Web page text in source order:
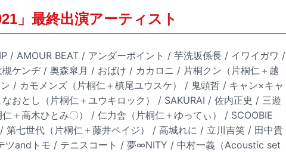
」最終出演アーティスト
/ AMOUR BEAT / アンダーポイント / 芋洗坂係長 / イワイガワ /
ケンヂ / 奥森皐月 / おばけ / カカロニ / 片桐クン（片桐仁＋越
/ カモメンズ（片桐仁＋槙尾ユウスケ） / 鬼頭哲 / キャン×キャ
おとし（片桐仁＋ユウキロック） / SAKURAI / 佐内正史 / 三遊
＋高木ひとみ〇） / 仁力舎（片桐仁＋ゆってぃ） / SCOOBIE
七世代（片桐仁＋藤井ペイジ） / 高城れに / 立川吉笑 / 田中貴
ツandトモ / テニスコート / 夢∞NITY / 中村一義（Acoustic set